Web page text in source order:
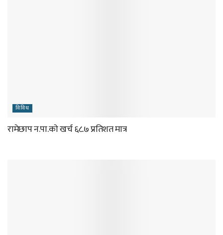
विविध
रामेछाप न.पा.काे खर्च ६८.७ प्रतिशत मात्र